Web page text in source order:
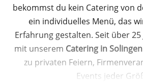
bekommst du kein Catering von
ein individuelles Menü, das
Erfahrung gestalten. Seit über
mit unserem Catering in Solingen
zu privaten Feiern,
Events jeder